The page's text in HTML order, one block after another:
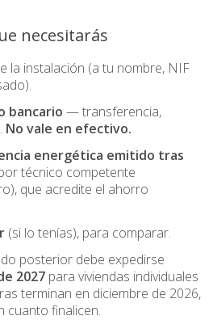
necesitarás
la instalación (a tu nombre, NIF
bancario — transferencia,
No vale en efectivo.
energética emitido tras
técnico competente
que acredite el ahorro
(si lo tenías), para comparar.
posterior debe expedirse
2027 para viviendas individuales
terminan en diciembre de 2026,
cuanto finalicen.